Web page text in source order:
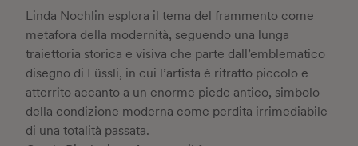
Linda Nochlin esplora il tema del frammento come
metafora della modernità, seguendo una lunga
traiettoria storica e visiva che parte dall’emblematico
disegno di Füssli, in cui l’artista è ritratto piccolo e
atterrito accanto a un enorme piede antico, simbolo
della condizione moderna come perdita irrimediabile
di una totalità passata.